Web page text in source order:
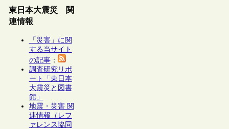
東日本大震災 関
連情報
「災害」に関
する当サイト
の記事：
調査研究リポ
ート「東日本
大震災と図書
館」
地震・災害 関
連情報（レフ
ァレンス協同